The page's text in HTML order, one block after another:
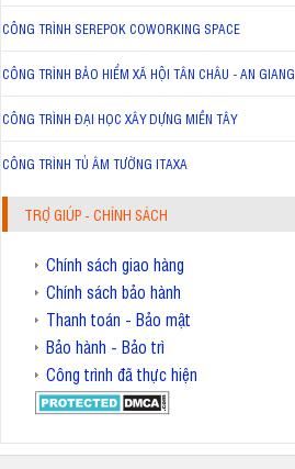
CÔNG TRÌNH SEREPOK COWORKING SPACE
CÔNG TRÌNH BẢO HIỂM XÃ HỘI TÂN CHÂU - AN GIANG
CÔNG TRÌNH ĐẠI HỌC XÂY DỰNG MIỀN TÂY
CÔNG TRÌNH TỦ ÂM TƯỜNG ITAXA
TRỢ GIÚP - CHÍNH SÁCH
Chính sách giao hàng
Chính sách bảo hành
Thanh toán - Bảo mật
Bảo hành - Bảo trì
Công trình đã thực hiện